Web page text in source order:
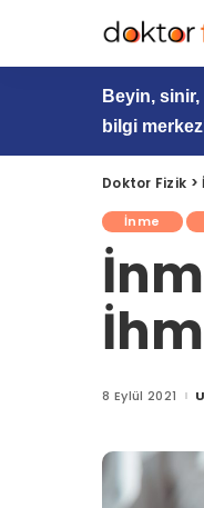
Beyin, sinir,
bilgi
Doktor Fizik >
İnme
8 Eylül 2021